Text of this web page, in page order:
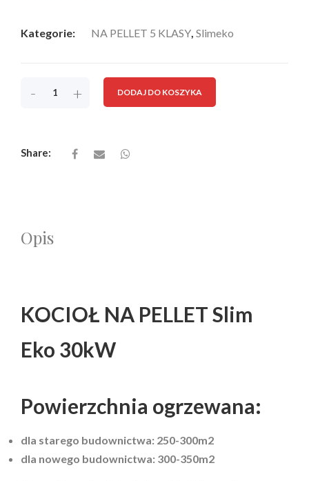
Kategorie: NA PELLET 5 KLASY, Slimeko
- + DODAJ DO KOSZYKA
Share:
Opis
KOCIOŁ NA PELLET Slim
Eko 30kW
Powierzchnia ogrzewana:
dla starego budownictwa: 250-300m2
dla nowego budownictwa: 300-350m2